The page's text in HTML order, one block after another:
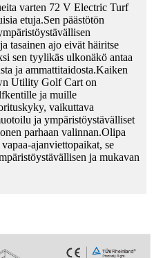
varten 72 V Electric Turf
etuja.Sen päästötön
tasainen ajo eivät häiritse
sen tyylikäs ulkonäkö antaa
ja ammattitaidosta.Kaiken
Utility Golf Cart on
ja muille
vaikuttava
ja ympäristöystävälliset
parhaan valinnan.Olipa
ajanviettopaikat, se
ja mukavan